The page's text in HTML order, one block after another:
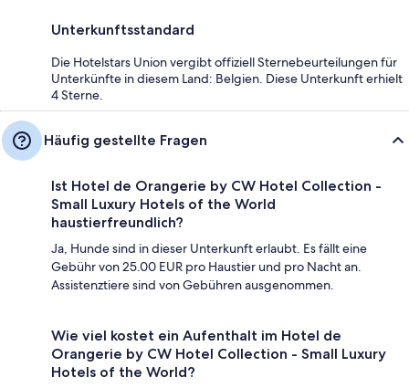
Unterkunftsstandard
Die Hotelstars Union vergibt offiziell Sternebeurteilungen für
Unterkünfte in diesem Land: Belgien. Diese Unterkunft erhielt
4 Sterne.
Häufig gestellte Fragen
Ist Hotel de Orangerie by CW Hotel Collection -
Small Luxury Hotels of the World
haustierfreundlich?
Ja, Hunde sind in dieser Unterkunft erlaubt. Es fällt eine
Gebühr von 25.00 EUR pro Haustier und pro Nacht an.
Assistenztiere sind von Gebühren ausgenommen.
Wie viel kostet ein Aufenthalt im Hotel de
Orangerie by CW Hotel Collection - Small Luxury
Hotels of the World?